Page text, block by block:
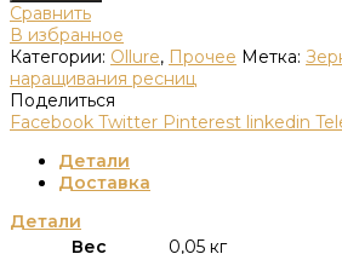
Сравнить
В избранное
Категории: Ollure, Прочее Метка:
наращивания ресниц
Поделиться
Facebook Twitter Pinterest linkedin
Детали
Доставка
Детали
Вес
0,05 кг